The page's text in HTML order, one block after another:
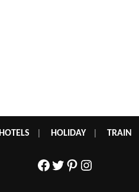
HOTELS HOLIDAY| TRAIN
Facebook
Twitter
Pinterest
Instagram